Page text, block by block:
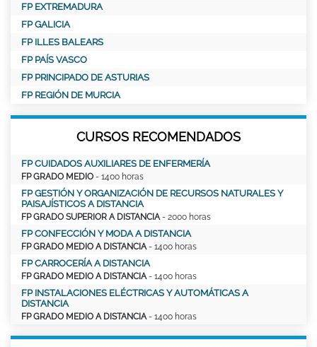
FP EXTREMADURA
FP GALICIA
FP ILLES BALEARS
FP PAÍS VASCO
FP PRINCIPADO DE ASTURIAS
FP REGIÓN DE MURCIA
CURSOS RECOMENDADOS
FP CUIDADOS AUXILIARES DE ENFERMERÍA
FP GRADO MEDIO - 1400 horas
FP GESTIÓN Y ORGANIZACIÓN DE RECURSOS NATURALES Y
PAISAJÍSTICOS A DISTANCIA
FP GRADO SUPERIOR A DISTANCIA - 2000 horas
FP CONFECCIÓN Y MODA A DISTANCIA
FP GRADO MEDIO A DISTANCIA - 1400 horas
FP CARROCERÍA A DISTANCIA
FP GRADO MEDIO A DISTANCIA - 1400 horas
FP INSTALACIONES ELÉCTRICAS Y AUTOMÁTICAS A
DISTANCIA
FP GRADO MEDIO A DISTANCIA - 1400 horas